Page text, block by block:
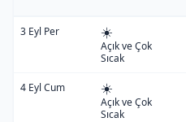
3 Eyl Per ☀️
Açık ve Çok
Sıcak
4 Eyl Cum ☀️
Açık ve Çok
Sıcak